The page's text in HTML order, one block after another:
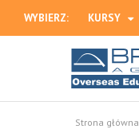
WYBIERZ: KURSY
Strona główna